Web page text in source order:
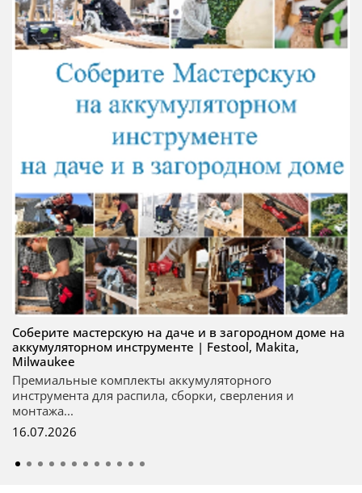
Соберите мастерскую на даче и в загородном доме на
аккумуляторном инструменте | Festool, Makita,
Milwaukee
Премиальные комплекты аккумуляторного
инструмента для распила, сборки, сверления и
монтажа...
16.07.2026